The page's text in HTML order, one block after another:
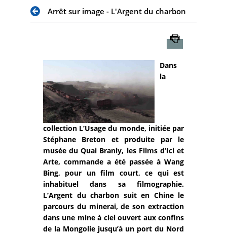
Arrêt sur image - L'Argent du charbon
Dans
la
collection L’Usage du monde, initiée par
Stéphane Breton et produite par le
musée du Quai Branly, les Films d’Ici et
Arte, commande a été passée à Wang
Bing, pour un film court, ce qui est
inhabituel dans sa filmographie.
L’Argent du charbon suit en Chine le
parcours du minerai, de son extraction
dans une mine à ciel ouvert aux confins
de la Mongolie jusqu’à un port du Nord